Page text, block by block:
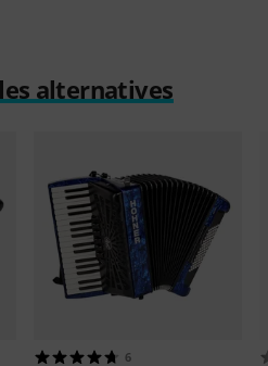
alternatives
6